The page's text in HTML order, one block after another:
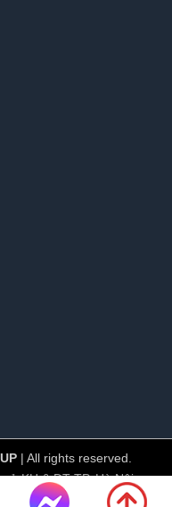
| All rights reserved.
KH & ĐT TP. Hà Nội